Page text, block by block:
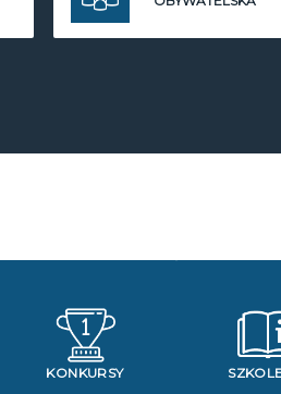
KONKURSY